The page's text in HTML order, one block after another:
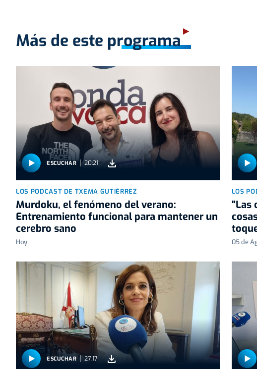
Más de este programa
ESCUCHAR 20:21
LOS PODCAST DE TXEMA GUTIÉRREZ
Murdoku, el fenómeno del verano:
Entrenamiento funcional para mantener un
cerebro sano
Hoy
LOS
"Las
05 de
ESCUCHAR 27:17